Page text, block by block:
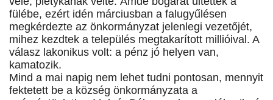
fülébe, ezért idén márciusban a falugyűlésen
megkérdezte az önkormányzat jelenlegi vezetőjét,
mihez kezdtek a település megtakarított millióival. A
válasz lakonikus volt: a pénz jó helyen van,
kamatozik.
Mind a mai napig nem lehet tudni pontosan, mennyit
fektetett be a község önkormányzata a